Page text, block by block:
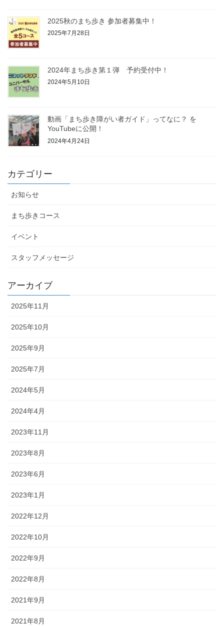
2025秋のまち歩き 参加者募集中！
2025年7月28日
2024年まち歩き第１弾 予約受付中！
2024年5月10日
動画「まち歩き障がい者ガイド」ってなに？ を
YouTubeに公開！
2024年4月24日
カテゴリー
お知らせ
まち歩きコース
イベント
スタッフメッセージ
アーカイブ
2025年11月
2025年10月
2025年9月
2025年7月
2024年5月
2024年4月
2023年11月
2023年8月
2023年6月
2023年1月
2022年12月
2022年10月
2022年9月
2022年8月
2021年9月
2021年8月